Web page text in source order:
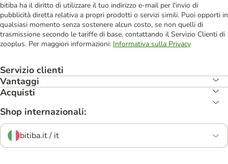
bitiba ha il diritto di utilizzare il tuo indirizzo e-mail per l'invio di
pubblicità diretta relativa a propri prodotti o servizi simili. Puoi opporti in
qualsiasi momento senza sostenere alcun costo, se non quelli di
trasmissione secondo le tariffe di base, contattando il Servizio Clienti di
zooplus. Per maggiori informazioni: Informativa sulla Privacy
Servizio clienti
Vantaggi
Acquisti
Shop internazionali:
bitiba.it / it